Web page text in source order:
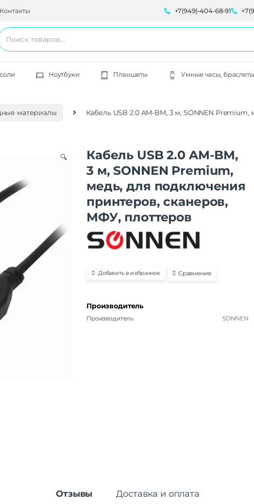
Контакты +7(949)-404-68-91
Ноутбуки Планшеты Умные часы,
материалы Кабель USB 2.0 AM-BM, 3 м, SONNEN
🔍
Кабель USB 2.0 AM-BM,
3 м, SONNEN Premium,
медь, для подключения
принтеров, сканеров,
МФУ, плоттеров
Добавить в избранное Сравнение
Производитель
Производитель SONNEN
Отзывы Доставка и оплата